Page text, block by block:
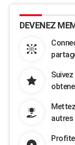
DEVENEZ
autres